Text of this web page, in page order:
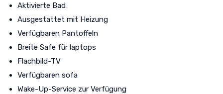
Aktivierte Bad
Ausgestattet mit Heizung
Verfügbaren Pantoffeln
Breite Safe für laptops
Flachbild-TV
Verfügbaren sofa
Wake-Up-Service zur Verfügung